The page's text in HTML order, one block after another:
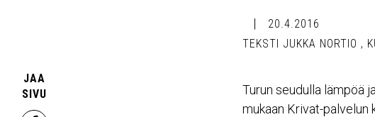
JAA
SIVU
20.4.2016
TEKSTI JUKKA NORTIO ,
Turun seudulla lämpöä
mukaan Krivat-